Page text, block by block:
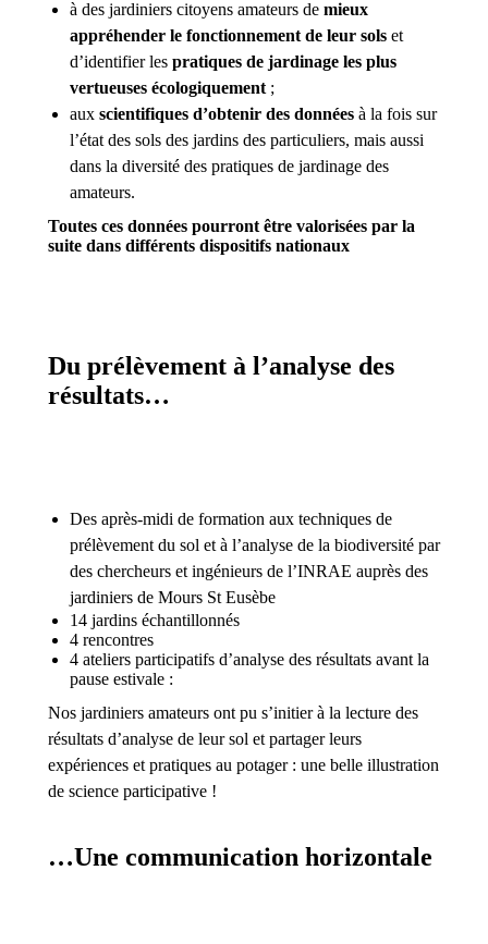
à des jardiniers citoyens amateurs de mieux
appréhender le fonctionnement de leur sols et
d’identifier les pratiques de jardinage les plus
vertueuses écologiquement ;
aux scientifiques d’obtenir des données à la fois sur
l’état des sols des jardins des particuliers, mais aussi
dans la diversité des pratiques de jardinage des
amateurs.
Toutes ces données pourront être valorisées par la
suite dans différents dispositifs nationaux
Du prélèvement à l’analyse des
résultats…
Des après-midi de formation aux techniques de
prélèvement du sol et à l’analyse de la biodiversité par
des chercheurs et ingénieurs de l’INRAE auprès des
jardiniers de Mours St Eusèbe
14 jardins échantillonnés
4 rencontres
4 ateliers participatifs d’analyse des résultats avant la
pause estivale :
Nos jardiniers amateurs ont pu s’initier à la lecture des
résultats d’analyse de leur sol et partager leurs
expériences et pratiques au potager : une belle illustration
de science participative !
…Une communication horizontale